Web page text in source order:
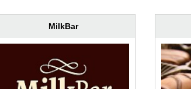
MilkBar